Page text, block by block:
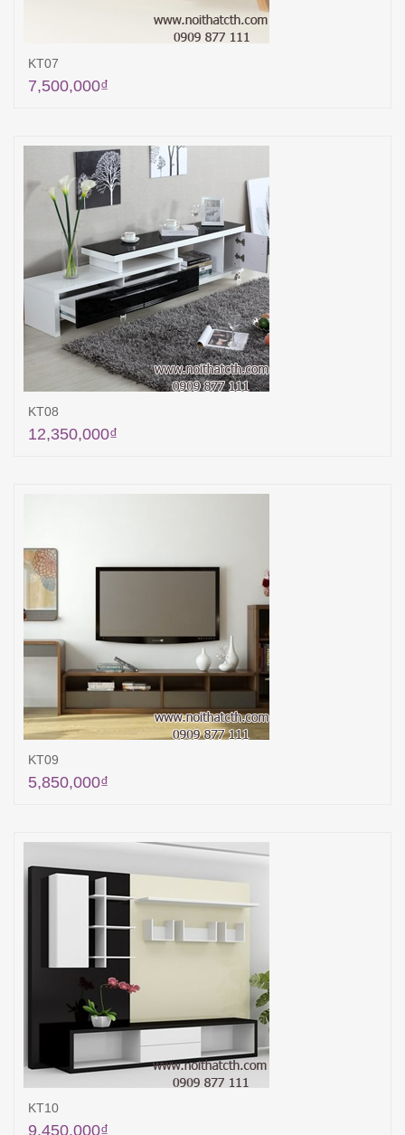
KT07
7,500,000₫
KT08
12,350,000₫
KT09
5,850,000₫
KT10
9,450,000₫